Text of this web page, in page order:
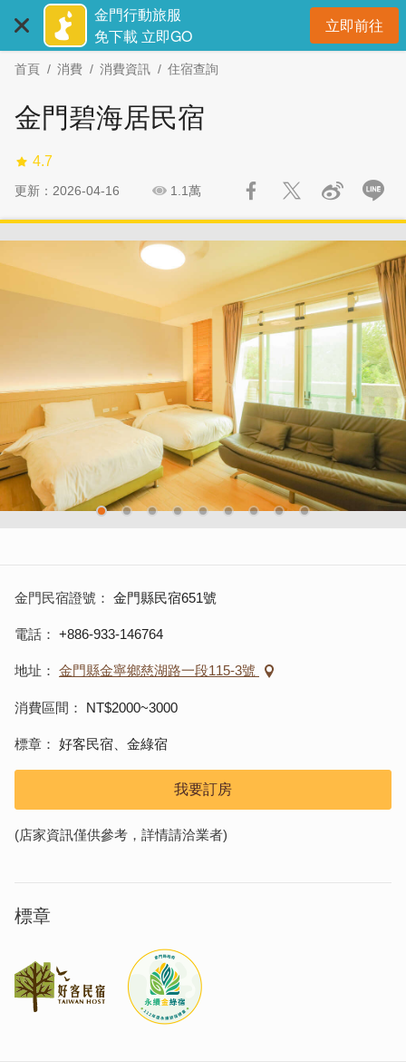
主
金門行動旅服
免下載 立即GO
立即前往開
首頁 消費 消費資訊 住宿查詢
金門碧海居民宿
4.7
更新：2026-04-16 1.1萬
社
金門民宿證號 金門縣民宿651號
電話 +886-933-146764
地址 金門縣金寧鄉慈湖路一段115-3號
消費區間 NT$2000~3000
標章 好客民宿、金綠宿
我要訂房
(店家資訊僅供參考，詳情請洽業者)
標章